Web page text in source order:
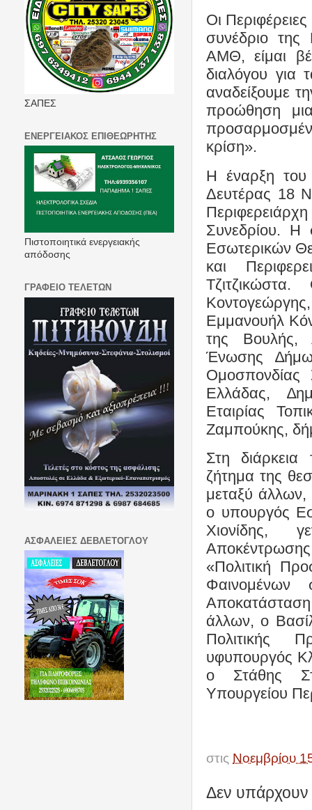
Οι
συνέδριο
ΑΜΘ, είμαι
διαλόγου για
αναδείξουμε
προώθηση
κρίση».
Η έναρξη του
Δευτέρας 18
Συνεδρίου. Η
Εσωτερικών
και
Εμμανουήλ
της Βουλής,
Ένωσης
Ομοσπονδίας
Ελλάδας,
Εταιρίας
Ζαμπούκης,
Στη
ζήτημα της
μεταξύ
ο υπουργός
Χιονίδης,
«Πολιτική
άλλων, ο
Πολιτικής
υφυπουργός
ο Στάθης
Υπουργείου
στις Νοεμβρίου
Δεν υπάρχουν
ΣΑΠΕΣ
ΕΝΕΡΓΕΙΑΚΟΣ ΕΠΙΘΕΩΡΗΤΗΣ
Πιστοποιητικά ενεργειακής
απόδοσης
ΓΡΑΦΕΙΟ ΤΕΛΕΤΩΝ
ΑΣΦΑΛΕΙΕΣ ΔΕΒΛΕΤΟΓΛΟΥ